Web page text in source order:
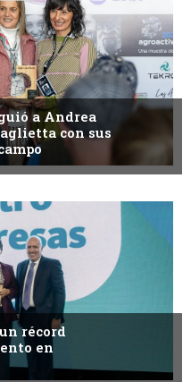
a Andrea
con sus
récord
en